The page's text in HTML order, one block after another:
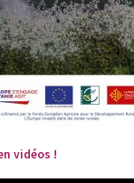
vidéos !